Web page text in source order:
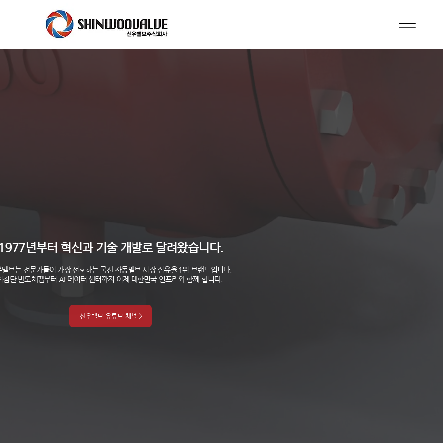
년부터 혁신과 기술 개발로 달려왔습니다.
밸브는 전문가들이 가장 선호하는 국산 자동밸브 시장 점유율 1위 브랜드입니다.
첨단 반도체팹부터 AI 데이터 센터까지 이제 대한민국 인프라와 함께 합니다.
신우밸브 유튜브 채널 >